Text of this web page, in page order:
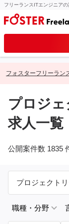
フリーランスITエンジニア
フォスターフリーラン
プロジェ
求人一覧
公開案件数 1835
職種・分野